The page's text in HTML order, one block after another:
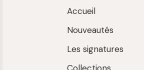
Accueil
Nouveautés
Les signatures